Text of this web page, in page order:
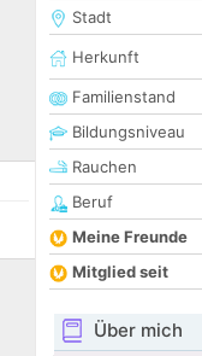
Stadt
Herkunft
Familienstand
Bildungsniveau
Rauchen
Beruf
Meine Freunde
Mitglied seit
Über mich